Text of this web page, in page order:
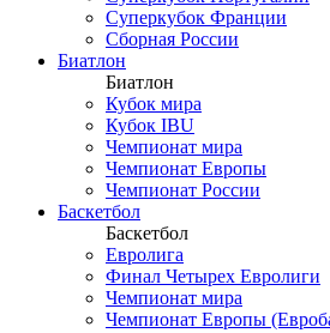
Суперкубок Франции
Сборная России
Биатлон
Биатлон
Кубок мира
Кубок IBU
Чемпионат мира
Чемпионат Европы
Чемпионат России
Баскетбол
Баскетбол
Евролига
Финал Четырех Евролиги
Чемпионат мира
Чемпионат Европы